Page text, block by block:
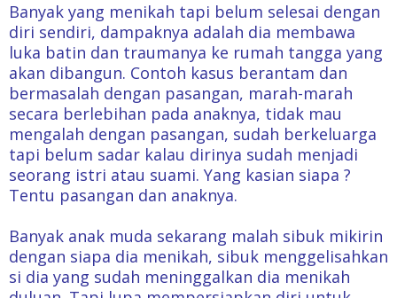
Banyak yang menikah tapi belum selesai dengan
diri sendiri, dampaknya adalah dia membawa
luka batin dan traumanya ke rumah tangga yang
akan dibangun. Contoh kasus berantam dan
bermasalah dengan pasangan, marah-marah
secara berlebihan pada anaknya, tidak mau
mengalah dengan pasangan, sudah berkeluarga
tapi belum sadar kalau dirinya sudah menjadi
seorang istri atau suami. Yang kasian siapa ?
Tentu pasangan dan anaknya.
Banyak anak muda sekarang malah sibuk mikirin
dengan siapa dia menikah, sibuk menggelisahkan
si dia yang sudah meninggalkan dia menikah